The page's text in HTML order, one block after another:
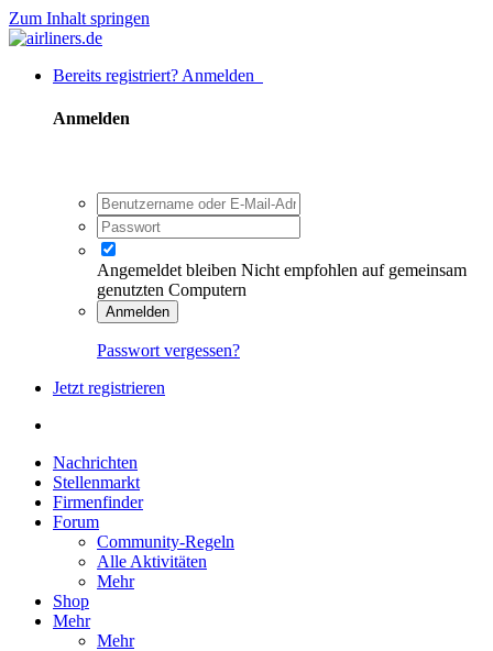
Zum Inhalt springen
Bereits registriert? Anmelden
Anmelden
Angemeldet bleiben Nicht empfohlen auf gemeinsam
genutzten Computern
Anmelden
Passwort vergessen?
Jetzt registrieren
Nachrichten
Stellenmarkt
Firmenfinder
Forum
Community-Regeln
Alle Aktivitäten
Mehr
Shop
Mehr
Mehr